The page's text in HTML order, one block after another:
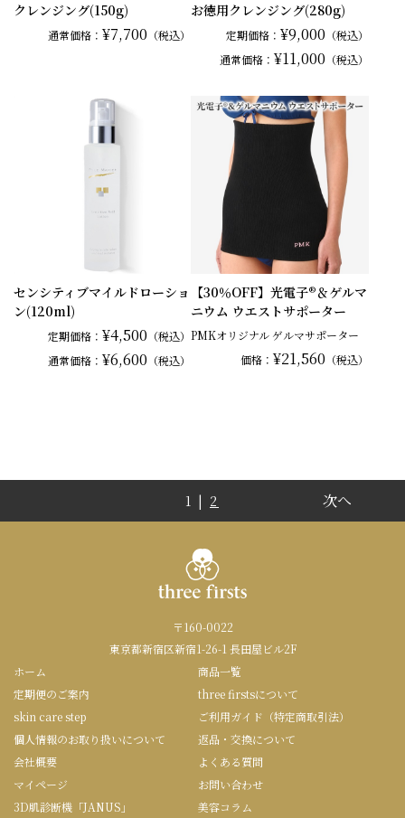
クレンジング(150g)
通常価格：¥7,700 （税込）
お徳用クレンジング(280g)
定期価格： ¥9,000 （税込）
通常価格： ¥11,000 （税込）
センシティブマイルドローショ
ン(120ml)
定期価格：¥4,500 （税込）
通常価格：¥6,600 （税込）
【30％OFF】光電子®＆ゲルマ
ニウム ウエストサポーター
PMKオリジナル ゲルマサポーター
価格： ¥21,560 （税込）
1 | 2 次へ
〒160-0022
東京都新宿区新宿1-26-1 長田屋ビル2F
ホーム
商品一覧
定期便のご案内
three firstsについて
skin care step
ご利用ガイド（特定商取引法）
個人情報のお取り扱いについて
返品・交換について
会社概要
よくある質問
マイページ
お問い合わせ
3D肌診断機「JANUS」
美容コラム